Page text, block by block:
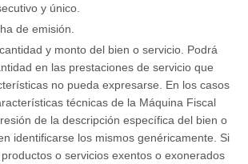
y único.
de emisión.
y monto del bien o servicio. Podrá
en las prestaciones de servicio que
no pueda expresarse. En los casos
técnicas de la Máquina Fiscal
de la descripción específica del bien o
identificarse los mismos genéricamente. Si
o servicios exentos o exonerados